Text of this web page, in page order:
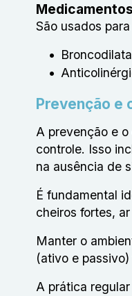
São usados
Prevenção e
A prevenção e
controle. Isso
na ausência de
É fundamental
cheiros fortes,
Manter o
(ativo e
A prática